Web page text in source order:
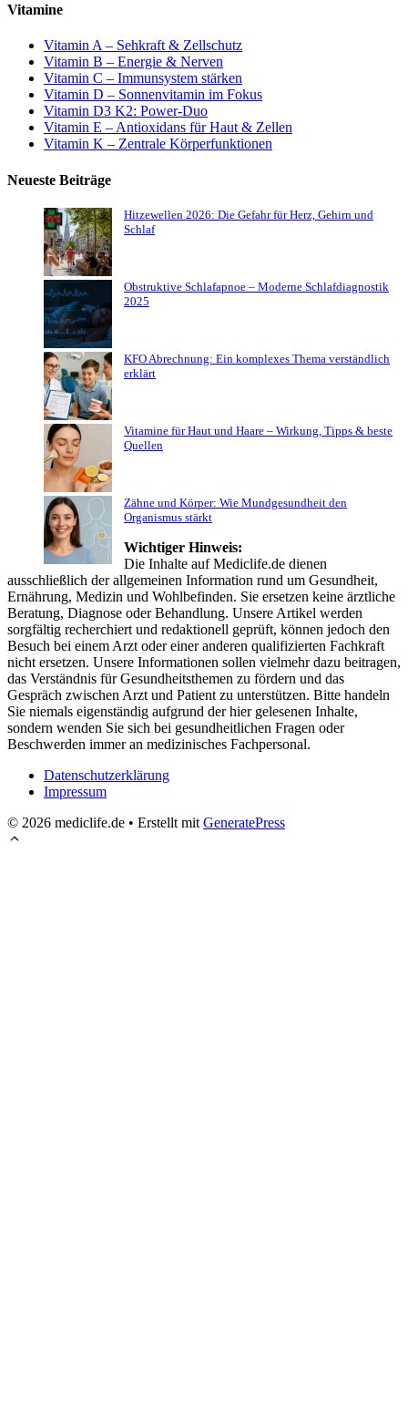
Vitamine
Vitamin A – Sehkraft & Zellschutz
Vitamin B – Energie & Nerven
Vitamin C – Immunsystem stärken
Vitamin D – Sonnenvitamin im Fokus
Vitamin D3 K2: Power-Duo
Vitamin E – Antioxidans für Haut & Zellen
Vitamin K – Zentrale Körperfunktionen
Neueste Beiträge
Hitzewellen 2026: Die Gefahr für Herz, Gehirn und
Schlaf
Obstruktive Schlafapnoe – Moderne Schlafdiagnostik
2025
KFO Abrechnung: Ein komplexes Thema verständlich
erklärt
Vitamine für Haut und Haare – Wirkung, Tipps & beste
Quellen
Zähne und Körper: Wie Mundgesundheit den
Organismus stärkt
Wichtiger Hinweis:
Die Inhalte auf Mediclife.de dienen
ausschließlich der allgemeinen Information rund um Gesundheit,
Ernährung, Medizin und Wohlbefinden. Sie ersetzen keine ärztliche
Beratung, Diagnose oder Behandlung. Unsere Artikel werden
sorgfältig recherchiert und redaktionell geprüft, können jedoch den
Besuch bei einem Arzt oder einer anderen qualifizierten Fachkraft
nicht ersetzen. Unsere Informationen sollen vielmehr dazu beitragen,
das Verständnis für Gesundheitsthemen zu fördern und das
Gespräch zwischen Arzt und Patient zu unterstützen. Bitte handeln
Sie niemals eigenständig aufgrund der hier gelesenen Inhalte,
sondern wenden Sie sich bei gesundheitlichen Fragen oder
Beschwerden immer an medizinisches Fachpersonal.
Datenschutzerklärung
Impressum
© 2026 mediclife.de • Erstellt mit GeneratePress